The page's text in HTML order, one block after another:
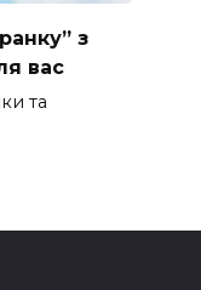
з
вас
та